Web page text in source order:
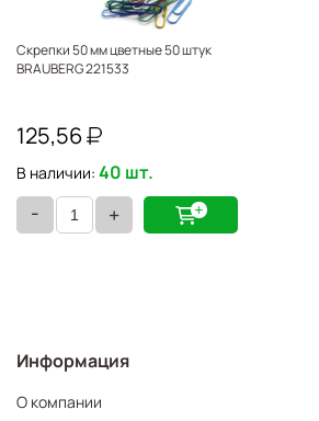
Скрепки 50 мм цветные 50 штук
BRAUBERG 221533
125,56
В наличии: 40 шт.
- +
Информация
О компании